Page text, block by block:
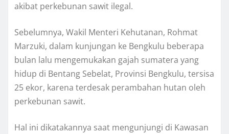
akibat perkebunan sawit ilegal.
Sebelumnya, Wakil Menteri Kehutanan, Rohmat
Marzuki, dalam kunjungan ke Bengkulu beberapa
bulan lalu mengemukakan gajah sumatera yang
hidup di Bentang Sebelat, Provinsi Bengkulu, tersisa
25 ekor, karena terdesak perambahan hutan oleh
perkebunan sawit.
Hal ini dikatakannya saat mengunjungi di Kawasan